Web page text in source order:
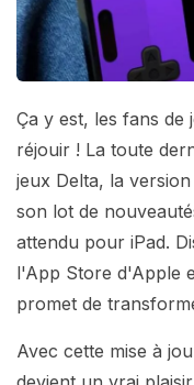
Ça y est, les fans
réjouir ! La toute
jeux Delta, la
son lot de
attendu pour iPad.
l'App Store d'Apple
promet de
Avec cette mise à